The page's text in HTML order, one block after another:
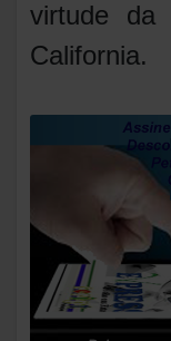
virtude da
California.